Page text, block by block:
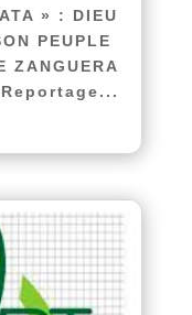
» : DIEU
PEUPLE
ZANGUERA
Reportage...